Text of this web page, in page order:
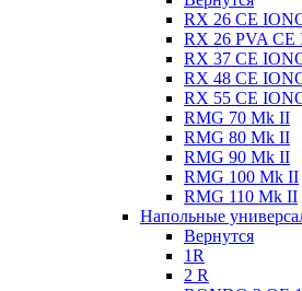
RX 26 CE
RX 26 PVA CE
RX 37 CE
RX 48 CE
RX 55 CE
RMG 70 Mk II
RMG 80 Mk II
RMG 90 Mk II
RMG 100 Mk II
RMG 110 Mk II
Напольные
Вернутся
1R
2 R